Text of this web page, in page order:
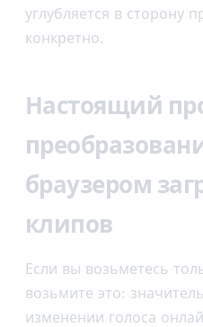
углубляется в сторону
конкретно.
Настоящий
браузером
клипов
Если вы возьметесь
возьмите это:
изменении голоса